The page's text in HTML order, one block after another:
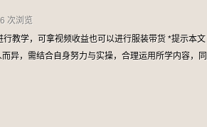
6 次浏览
教学，可拿视频收益也可以进行服装带货 *提示本文
异，需结合自身努力与实操，合理运用所学内容，同